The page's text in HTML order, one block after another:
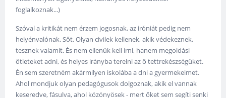
foglalkoznak...)
Szóval a kritikát nem érzem jogosnak, az iróniát pedig nem
helyénvalónak. Sőt. Olyan civilek kellenek, akik védekeznek,
tesznek valamit. És nem ellenük kell írni, hanem megoldási
ötleteket adni, és helyes irányba terelni az ő tettrekészségüket.
Én sem szeretném akármilyen iskolába a dni a gyermekeimet.
Ahol mondjuk olyan pedagógusok dolgoznak, akik el vannak
keseredve, fásulva, ahol közönyösek - mert őket sem segíti senki